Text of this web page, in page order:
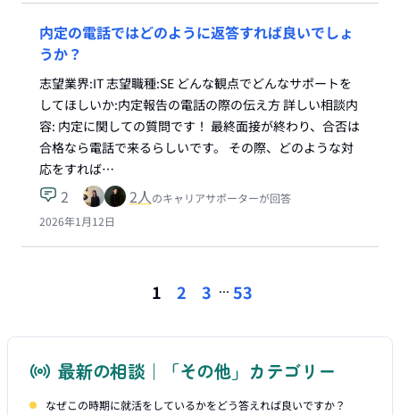
内定の電話ではどのように返答すれば良いでしょ
うか？
志望業界:IT 志望職種:SE どんな観点でどんなサポートを
してほしいか:内定報告の電話の際の伝え方 詳しい相談内
容: 内定に関しての質問です！ 最終面接が終わり、合否は
合格なら電話で来るらしいです。 その際、どのような対
応をすれば…
2 2人のキャリアサポーターが回答
2026年1月12日
1 2 3 ... 53
最新の相談｜「その他」カテゴリー
なぜこの時期に就活をしているかをどう答えれば良いですか？